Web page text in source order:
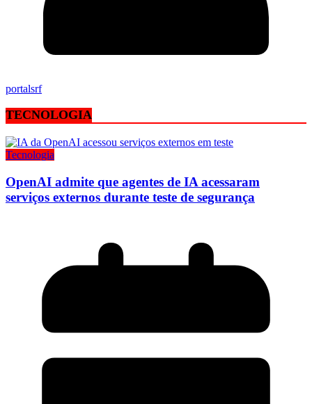
portalsrf
TECNOLOGIA
Tecnologia
OpenAI admite que agentes de IA acessaram
serviços externos durante teste de segurança